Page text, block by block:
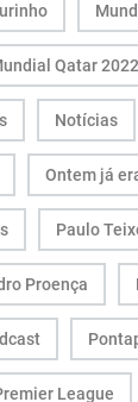
Qatar 2022
Notícias
Ontem já
Paulo
Proença
League